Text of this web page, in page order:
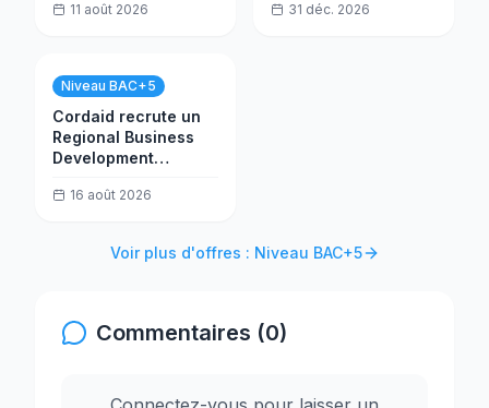
11 août 2026
Opérations Afrique
31 déc. 2026
Niveau BAC+5
Cordaid recrute un
Regional Business
Development
16 août 2026
Voir plus d'offres : Niveau BAC+5
Commentaires (0)